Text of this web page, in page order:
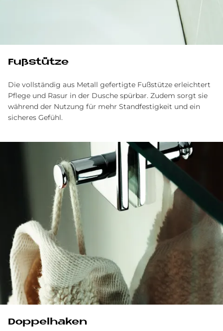
Fußstütze
Die vollständig aus Metall gefertigte Fußstütze erleichtert
Pflege und Rasur in der Dusche spürbar. Zudem sorgt sie
während der Nutzung für mehr Standfestigkeit und ein
sicheres Gefühl.
Doppelhaken